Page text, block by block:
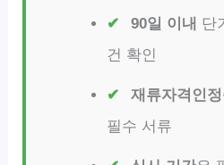
90일 이내 단
건 확인
재류자격인정
필수 서류